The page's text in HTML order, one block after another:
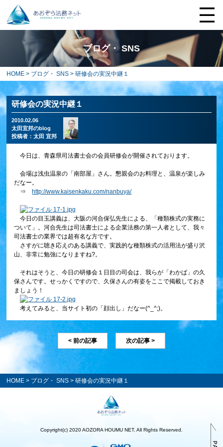
ブログ・ SNS
HOME > ブログ・ SNS > 研修会の実況中継１
研修会の実況中継１
2010.02.06
太田宜邦のblog
投稿者：太田 宜邦
今日は、青森県司法書士会の会員研修会が開催されております。
会場は浅虫温泉の「南部屋」さん。懇親会のお料理と、温泉が楽しみ
だなー。
⇒ http://www.kaisenkaku.com/nanbuya/
今日の目玉講義は、大阪の河合保弘先生による、「種類株式の実務に
ついて」。河合先生は司法書士による企業法務の第一人者として、我々
司法書士の業界では超有名な方です。
さすがに聴き応えのある講義で、実践的な種類株式の活用法が盛り沢
山、非常に勉強になりますね?。
それはそうと、今日の研修会１日目の司会は、我らが「わかば」の久
保さんです。せっかくですので、久保さんの有姿をここで掲載しておき
ましょう！
考えてみると、当サイト初の「顔出し」だなー(^_^;)。
< 前の記事 次の記事 >
HOME > ブログ・ SNS > 研修会の実況中継１
Copyright(c) 2020 AOZORA HOUMU NET. All Rights Reserved.